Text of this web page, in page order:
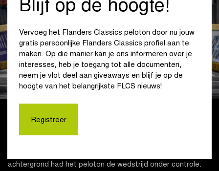
LORENA WIEBES
In de eerste van in totaal 3 lokale ronden zag Daniek
achtergrond had het peloton de wedstrijd onder controle.
Blijf op de hoogte!
Vervoeg het Flanders Classics peloton door nu jouw
gratis persoonlijke Flanders Classics profiel aan te
maken. Op die manier kan je ons informeren over je
interesses, heb je toegang tot alle documenten,
neem je vlot deel aan giveaways en blijf je op de
hoogte van het belangrijkste FLCS nieuws!
Registreer